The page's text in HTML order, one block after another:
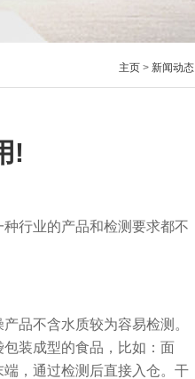
主页 > 新闻动态
!
行业的产品和检测要求都不
品不含水质较为容易检测。
装成型的食品，比如：面
，通过检测后直接入仓。干